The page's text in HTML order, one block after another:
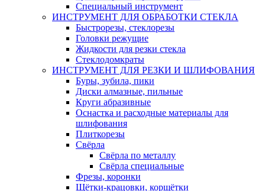
Специальный инструмент
ИНСТРУМЕНТ ДЛЯ ОБРАБОТКИ СТЕКЛА
Быстрорезы, стеклорезы
Головки режущие
Жидкости для резки стекла
Стеклодомкраты
ИНСТРУМЕНТ ДЛЯ РЕЗКИ И ШЛИФОВАНИЯ
Буры, зубила, пики
Диски алмазные, пильные
Круги абразивные
Оснастка и расходные материалы для
шлифования
Плиткорезы
Свёрла
Свёрла по металлу
Свёрла специальные
Фрезы, коронки
Щётки-крацовки, корщётки